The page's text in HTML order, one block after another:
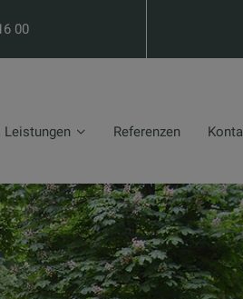
00
Leistungen Referenzen